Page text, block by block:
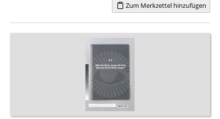
Zum Merkzettel hinzufügen